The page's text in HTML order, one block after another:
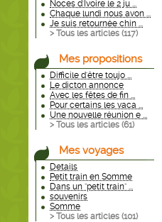
Noces d'Ivoire le 2 ju ...
Chaque lundi nous avon ...
Je suis retournée chin ...
> Tous les articles (117)
Mes propositions
Difficile d'être toujo ...
Le dicton annonce
Avec les fêtes de fin ...
Pour certains les vaca ...
Une nouvelle réunion e ...
> Tous les articles (61)
Mes voyages
Details
Petit train en Somme
Dans un "petit train" ...
souvenirs
Somme
> Tous les articles (101)